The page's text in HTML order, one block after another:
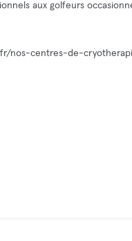
aux golfeurs
nos-centres-de-